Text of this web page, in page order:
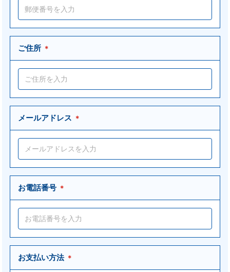
ご住所 ＊
メールアドレス ＊
お電話番号 ＊
お支払い方法 ＊